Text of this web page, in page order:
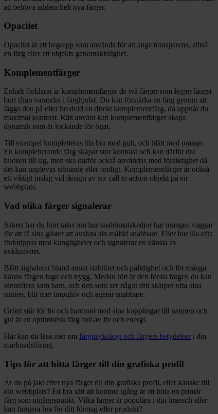
att behöva addera helt nya färger.
Opacitet
Opacitet är ett begrepp som används för att ange transparens, alltså
en färg eller ett objekts genomskinlighet.
Komplementfärger
Enkelt förklarat är komplementfärger de två färger som ligger längst
bort ifrån varandra i färghjulet. Du kan förstärka en färg genom att
lägga den på eller bredvid en direkt komplementfärg, då uppnår du
maximal kontrast. Rätt använt kan komplementfärger skapa
dynamik som är lockande för ögat.
Till exempel kompletteras lila bra med gult, och blått med orange.
En kompletterande färg skapar stor kontrast och kan därför dra
blicken till sig, men ska därför också användas med försiktighet då
det kan upplevas störande eller oroligt. Komplementfärger är också
ett viktigt inslag vid design av tex call to action-objekt på en
webbplats.
Vad olika färger signalerar
Säkert har du hört talas om hur snabbmatskedjor har orangea väggar
för att få sina gäster att avsluta sin måltid snabbare. Eller hur lila ofta
förknippas med kungligheter och signalerar en känsla av
exklusivitet.
Blått signalerar bland annat stabilitet och pålitlighet och för många
känns färgen lugn och trygg. Medan rött är den första färgen du kan
identifiera som barn, och den som ser något rött skärper ofta sina
sinnen, blir mer impulsiv och agerar snabbare.
Grönt står för liv och harmoni med sina kopplingar till naturen och
gul är en optimistisk färg full av liv och energi.
Här kan du läsa mer om färgpsykologi och färgers betydelser i din
marknadsföring.
Tips för att hitta färger till din grafiska profil
Är du på jakt efter nya färger till din grafiska profil, eller kanske till
din webbplats? Ett bra sätt att komma igång är att hitta en primär
färg som utgångspunkt. Vilka färger är populära i din bransch eller
kan fungera bra för ditt företag eller produkt?